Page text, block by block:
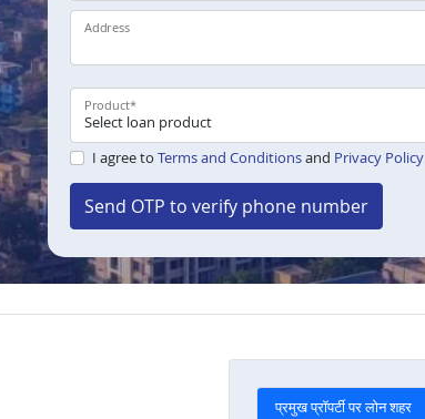
Address
Product*
I agree to Terms and Conditionsand Privacy Policy
Send OTP to verify phone number
प्रमुख प्रॉपर्टी पर लोन शहर